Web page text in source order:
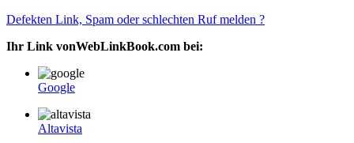
Defekten Link, Spam oder schlechten Ruf melden ?
Ihr Link vonWebLinkBook.com bei:
Google
Altavista